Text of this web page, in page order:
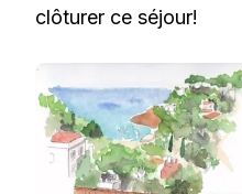
clôturer ce séjour!